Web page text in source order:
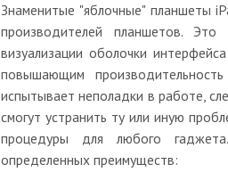
Знаменитые "яблочные" планшеты
производителей планшетов.
визуализации оболочки
повышающим
испытывает неполадки в работе,
смогут устранить ту или иную
процедуры для любого
определенных преимуществ: